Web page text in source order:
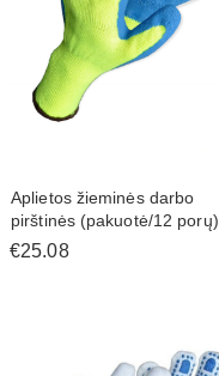
Aplietos žieminės darbo
pirštinės (pakuotė/12 porų)
€25.08